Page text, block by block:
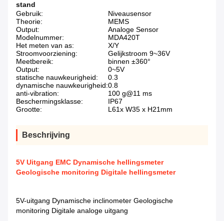
stand
Gebruik:
Niveausensor
Theorie:
MEMS
Output:
Analoge Sensor
Modelnummer:
MDA420T
Het meten van as:
X/Y
Stroomvoorziening:
Gelijkstroom 9~36V
Meetbereik:
binnen ±360°
Output:
0~5V
statische nauwkeurigheid:
0.3
dynamische nauwkeurigheid:0.8
anti-vibration:
100 g@11 ms
Beschermingsklasse:
IP67
Grootte:
L61x W35 x H21mm
Beschrijving
5V Uitgang EMC Dynamische hellingsmeter
Geologische monitoring Digitale hellingsmeter
5V-uitgang Dynamische inclinometer Geologische
monitoring Digitale analoge uitgang